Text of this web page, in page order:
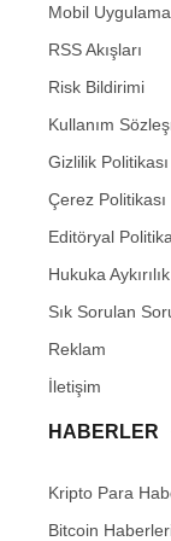
Mobil Uygulama
RSS Akışları
Risk Bildirimi
Kullanım
Gizlilik Politikası
Çerez Politikası
Editöryal Politika
Hukuka
Sık Sorulan
Reklam
İletişim
HABERLER
Kripto Para
Bitcoin